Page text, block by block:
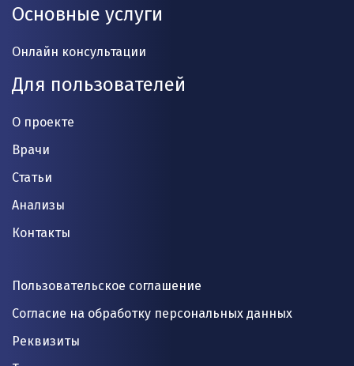
Основные услуги
Онлайн консультации
Для пользователей
О проекте
Врачи
Статьи
Анализы
Контакты
Пользовательское соглашение
Согласие на обработку персональных данных
Реквизиты